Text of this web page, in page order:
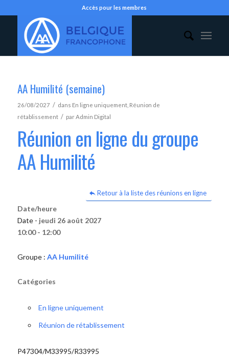
Accès pour les membres
AA Humilité (semaine)
26/08/2027 / dans En ligne uniquement, Réunion de
rétablissement / parAdmin Digital
Réunion en ligne du groupe
AA Humilité
Retour à la liste des réunions en ligne
Date/heure
Date - jeudi 26 août 2027
10:00 - 12:00
Groupe : AA Humilité
Catégories
En ligne uniquement
Réunion de rétablissement
P47304/M33995/R33995